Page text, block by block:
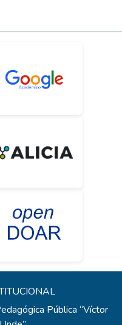
Pública “Víctor